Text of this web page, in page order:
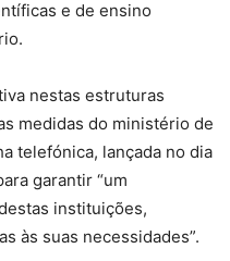
e de ensino
nestas estruturas
medidas do ministério de
telefónica, lançada no dia
garantir “um
instituições,
às suas necessidades”.